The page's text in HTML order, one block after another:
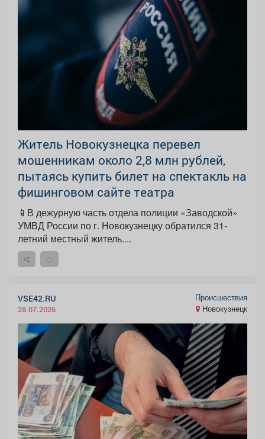
Житель Новокузнецка перевел
мошенникам около 2,8 млн рублей,
пытаясь купить билет на спектакль на
фишинговом сайте театра
📱В дежурную часть отдела полиции «Заводской»
УМВД России по г. Новокузнецку обратился 31-
летний местный житель....
VSE42.RU
28.07.2026
Происшествия
Новокузнецк